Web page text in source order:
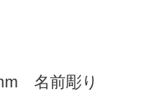
名前彫り